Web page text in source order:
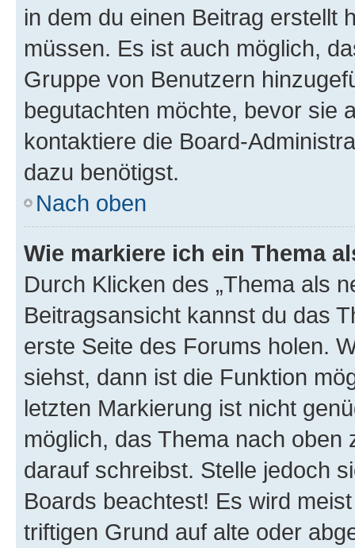
in dem du einen Beitrag erstellt
müssen. Es ist auch möglich,
Gruppe von Benutzern
begutachten möchte, bevor sie
kontaktiere die Board-
dazu benötigst.
Nach oben
Wie markiere ich ein Thema
Durch Klicken des „Thema als
Beitragsansicht kannst du das
erste Seite des Forums holen.
siehst, dann ist die Funktion
letzten Markierung ist nicht
möglich, das Thema nach oben
darauf schreibst. Stelle jedoch
Boards beachtest! Es wird
triftigen Grund auf alte oder